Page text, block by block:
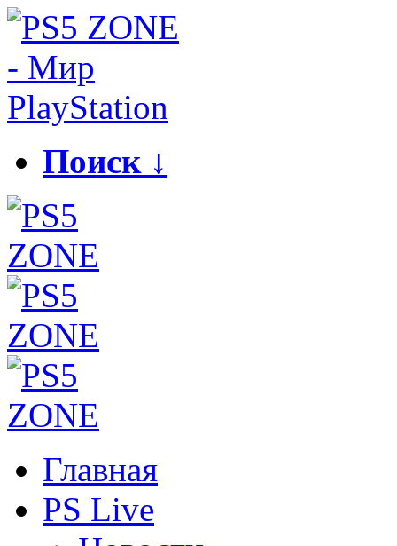
Поиск ↓
Главная
PS Live